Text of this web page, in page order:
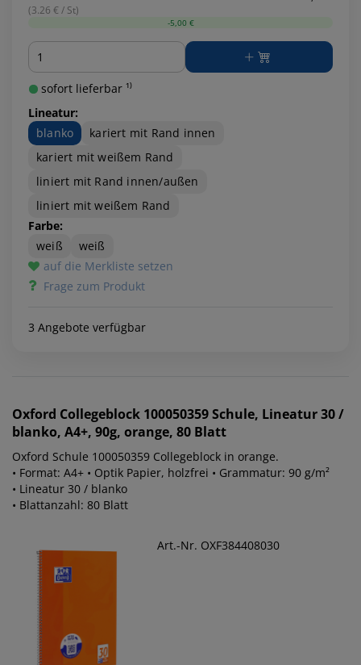
(3.26 € / St)
-5,00 €
Menge
sofort lieferbar ¹⁾
Lineatur:
blanko
kariert mit Rand innen
kariert mit weißem Rand
liniert mit Rand innen/außen
liniert mit weißem Rand
Farbe:
weiß
weiß
auf die Merkliste setzen
Frage zum Produkt
3 Angebote verfügbar
Oxford Collegeblock 100050359 Schule, Lineatur 30 /
blanko, A4+, 90g, orange, 80 Blatt
Oxford Schule 100050359 Collegeblock in orange.
• Format: A4+ • Optik Papier, holzfrei • Grammatur: 90 g/m²
• Lineatur 30 / blanko
• Blattanzahl: 80 Blatt
Art.-Nr. OXF384408030